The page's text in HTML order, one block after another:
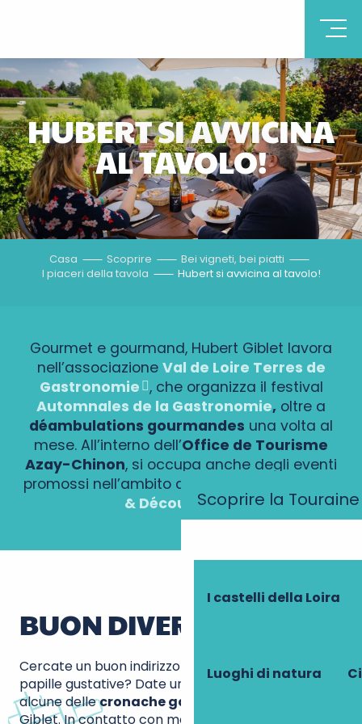
Scoprire la Touraine
I castelli della Loira
Luoghi di natura
HUBERT SI AVVICINA
AL TAVOLO!
Casa Scoprire
Bei vigneti, bei piatti
I piaceri della tavola
Hubert si avvicina al tavolo!
Gourmet e gourmand, Hubert Giblet lavora
nell’associazione Val de Loire Terres de
Gastronomie , che organizza il festival
Automnales de la Gastronomie, oltre a
déambulations gourmandes una volta al
mese. All’interno dell’Office de Tourisme
Azay-Chinon, si occupa anche degli eventi
promossi nell’ambito del marchio
& Découvertes.
BUON DIVERTIMENTO!
Cercate un buon indirizzo per stuzzicare le vostre
papille gustative? Date un’occhiata qui sotto ad
alcune dellecronache gastronomiche
Giblet. In contatto con molti chef, si fa un punto